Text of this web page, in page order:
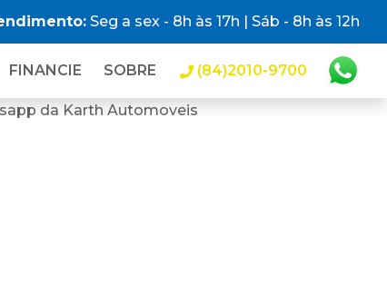
Seg a sex - 8h às 17h | Sáb - 8h às 12h
FINANCIE SOBRE (84)2010-9700
da Karth Automoveis